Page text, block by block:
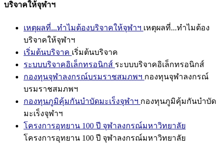
บริจาคให้จุฬาฯ
เหตุผลที่...ทำไมต้องบริจาคให้จุฬาฯ เหตุผลที่...ทำไมต้อง
บริจาคให้จุฬาฯ
เริ่มต้นบริจาค เริ่มต้นบริจาค
ระบบบริจาคอิเล็กทรอนิกส์ ระบบบริจาคอิเล็กทรอนิกส์
กองทุนจุฬาลงกรณ์บรมราชสมภพฯ กองทุนจุฬาลงกรณ์
บรมราชสมภพฯ
กองทุนภูมิคุ้มกันบำบัดมะเร็งจุฬาฯ กองทุนภูมิคุ้มกันบำบัด
มะเร็งจุฬาฯ
โครงการอุทยาน 100 ปี จุฬาลงกรณ์มหาวิทยาลัย
โครงการอุทยาน 100 ปี จุฬาลงกรณ์มหาวิทยาลัย